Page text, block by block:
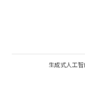
生成式人工